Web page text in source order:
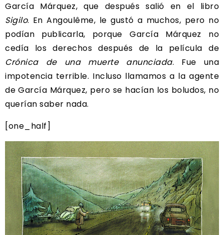
García Márquez, que después salió en el libro
Sigilo. En Angoulême, le gustó a muchos, pero no
podían publicarla, porque García Márquez no
cedía los derechos después de la película de
Crónica de una muerte anunciada. Fue una
impotencia terrible. Incluso llamamos a la agente
de García Márquez, pero se hacían los boludos, no
querían saber nada.
[one_half]